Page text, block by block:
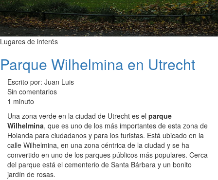
Lugares de interés
Parque Wilhelmina en Utrecht
Escrito por: Juan Luis
Sin comentarios
1 minuto
Una zona verde en la ciudad de Utrecht es el parque
Wilhelmina, que es uno de los más importantes de esta zona de
Holanda para ciudadanos y para los turistas. Está ubicado en la
calle Wilhelmina, en una zona céntrica de la ciudad y se ha
convertido en uno de los parques públicos más populares. Cerca
del parque está el cementerio de Santa Bárbara y un bonito
jardín de rosas.